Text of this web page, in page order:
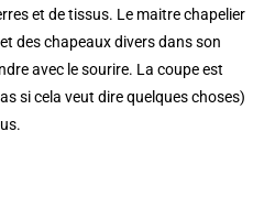
et de tissus. Le maitre chapelier
des chapeaux divers dans son
avec le sourire. La coupe est
si cela veut dire quelques choses)